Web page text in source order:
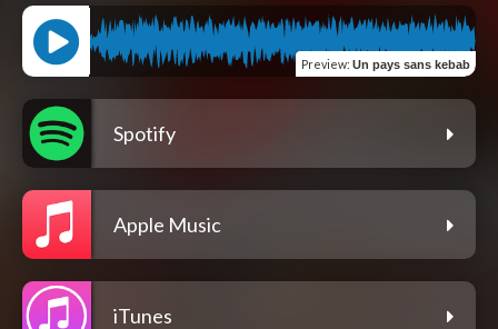
Preview: Un pays sans kebab
Spotify
Apple Music
iTunes